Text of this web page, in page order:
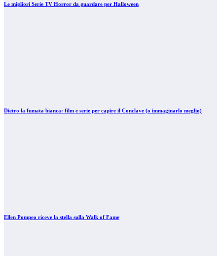
Le migliori Serie TV Horror da guardare per Halloween
Dietro la fumata bianca: film e serie per capire il Conclave (o immaginarlo meglio)
Ellen Pompeo riceve la stella sulla Walk of Fame